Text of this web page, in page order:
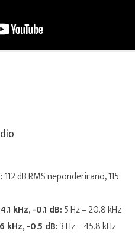
112 dB RMS neponderirano, 115
kHz, -0.1 dB:5 Hz – 20.8 kHz
kHz, -0.5 dB:3 Hz – 45.8 kHz